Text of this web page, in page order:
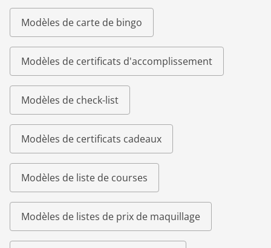
Modèles de carte de bingo
Modèles de certificats d'accomplissement
Modèles de check-list
Modèles de certificats cadeaux
Modèles de liste de courses
Modèles de listes de prix de maquillage